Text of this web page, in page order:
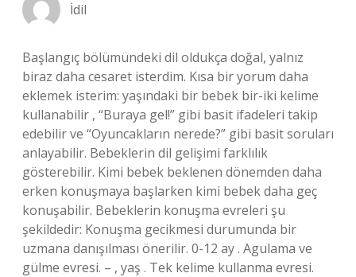
İdil
Başlangıç bölümündeki dil oldukça doğal, yalnız
biraz daha cesaret isterdim. Kısa bir yorum daha
eklemek isterim: yaşındaki bir bebek bir-iki kelime
kullanabilir , “Buraya gel!” gibi basit ifadeleri takip
edebilir ve “Oyuncakların nerede?” gibi basit soruları
anlayabilir. Bebeklerin dil gelişimi farklılık
gösterebilir. Kimi bebek beklenen dönemden daha
erken konuşmaya başlarken kimi bebek daha geç
konuşabilir. Bebeklerin konuşma evreleri şu
şekildedir: Konuşma gecikmesi durumunda bir
uzmana danışılması önerilir. 0-12 ay . Agulama ve
gülme evresi. – , yaş . Tek kelime kullanma evresi.